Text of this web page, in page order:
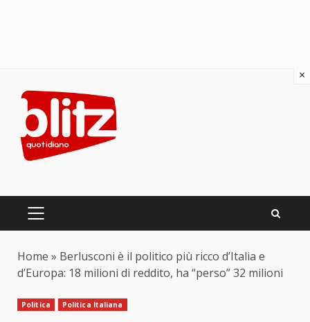
content
PRIMARY
Home » Berlusconi è il politico più ricco d’Italia e
d’Europa: 18 milioni di reddito, ha “perso” 32 milioni
Politica Politica Italiana
×